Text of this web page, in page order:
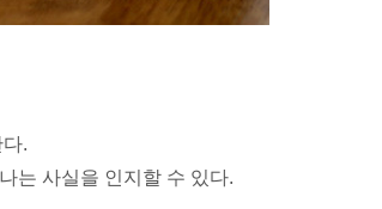
.
는 사실을 인지할 수 있다.